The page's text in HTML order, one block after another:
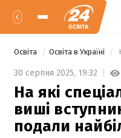
Освіта Освіта в Україні
30 серпня 2025, 19:32
На які
виші
подали